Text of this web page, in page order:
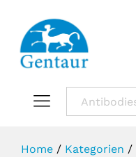
Home / Kategorien /